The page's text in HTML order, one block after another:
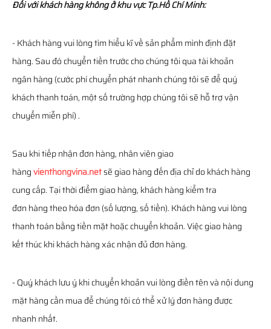
Đối với khách hàng không ở khu vực Tp.Hồ Chí Minh:
- Khách hàng vui lòng tìm hiểu kĩ về sản phẩm mình định đặt
hàng. Sau đó chuyển tiền trước cho chúng tôi qua tài khoản
ngân hàng (cước phí chuyển phát nhanh chúng tôi sẽ để quý
khách thanh toán, một số trường hợp chúng tôi sẽ hỗ trợ vận
chuyển miễn phí) .
Sau khi tiếp nhận đơn hàng, nhân viên giao
hàngvienthongvina.netsẽ giao hàng đến địa chỉ do khách hàng
cung cấp. Tại thời điểm giao hàng, khách hàng kiểm tra
đơn hàng theo hóa đơn (số lượng, số tiền). Khách hàng vui lòng
thanh toán bằng tiền mặt hoặc chuyển khoản. Việc giao hàng
kết thúc khi khách hàng xác nhận đủ đơn hàng.
- Quý khách lưu ý khi chuyển khoản vui lòng điền tên và nội dung
mặt hàng cần mua để chúng tôi có thể xử lý đơn hàng được
nhanh nhất.